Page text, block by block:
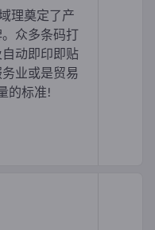
理奠定了产
众多条码打
动即印即贴
业或是贸易
的标准!